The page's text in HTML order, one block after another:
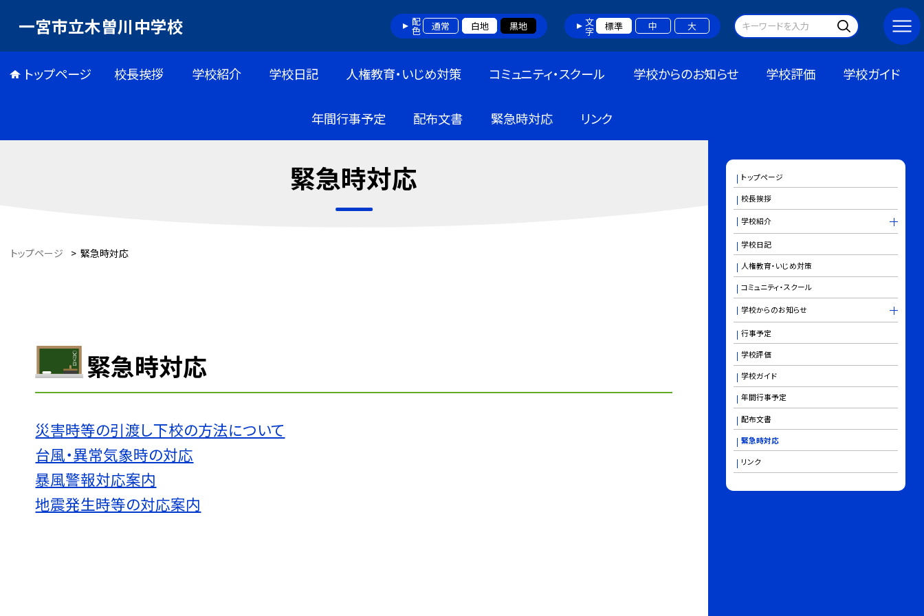
一宮市立木曽川中学校 配色 通常 白地 黒地 文字 標準 中 大
トップページ 校長挨拶 学校紹介 学校日記 人権教育・いじめ対策 コミュニティ・スクール 学校からのお知らせ 学校評価 学校ガイド
年間行事予定 配布文書 緊急時対応 リンク
緊急時対応
トップページ > 緊急時対応
緊急時対応
災害時等の引渡し下校の方法について
台風・異常気象時の対応
暴風警報対応案内
地震発生時等の対応案内
トップページ
校長挨拶
学校紹介
学校日記
人権教育・いじめ対策
コミュニティ・スクール
学校からのお知らせ
行事予定
学校評価
学校ガイド
年間行事予定
配布文書
緊急時対応
リンク